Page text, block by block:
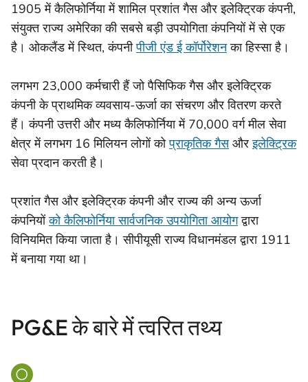
1905 में कैलिफोर्निया में शामिल प्रशांत गैस और इलेक्ट्रिक कंपनी,
संयुक्त राज्य अमेरिका की सबसे बड़ी उपयोगिता कंपनियों में से एक
है। ओकलैंड में स्थित, कंपनीपीजी एंड ई कॉर्पोरेशनका हिस्सा है।
लगभग 23,000 कर्मचारी हैं जो पैसिफिक गैस और इलेक्ट्रिक
कंपनी के प्राथमिक व्यवसाय-ऊर्जा का संचरण और वितरण करते
हैं। कंपनी उत्तरी और मध्य कैलिफोर्निया में 70,000 वर्ग मील सेवा
क्षेत्र में लगभग 16 मिलियन लोगों कोप्राकृतिक गैसऔरइलेक्ट्रिक
सेवा प्रदान करती है।
प्रशांत गैस और इलेक्ट्रिक कंपनी और राज्य की अन्य ऊर्जा
कंपनियोंको कैलिफोर्निया सार्वजनिक उपयोगिता आयोगद्वारा
विनियमित किया जाता है। सीपीयूसी राज्य विधानमंडल द्वारा 1911
में बनाया गया था।
PG&E के बारे में त्वरित तथ्य